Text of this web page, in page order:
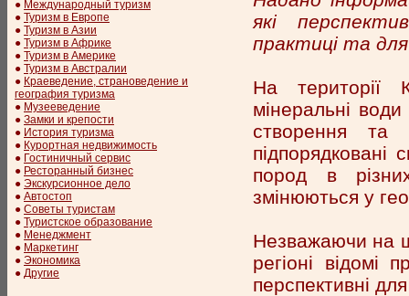
● Международный туризм
● Туризм в Европе
● Туризм в Азии
● Туризм в Африке
● Туризм в Америке
● Туризм в Австралии
● Краеведение, страноведение и
география туризма
● Музееведение
● Замки и крепости
● История туризма
● Курортная недвижимость
● Гостиничный сервис
● Ресторанный бизнес
● Экскурсионное дело
● Автостоп
● Советы туристам
● Туристское образование
● Менеджмент
● Маркетинг
● Экономика
● Другие
які
практиці та
На території
мінеральні
створення та
підпорядковані
пород в
змінюються у
Незважаючи на
регіоні відомі
перспективні